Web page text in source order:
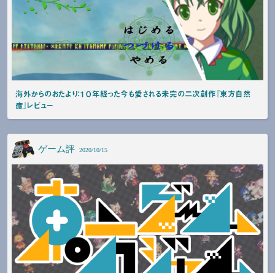
海外からのおたより：１０年経った今も愛される未完の二次創作『東方自然
癒』レビュー
ゲーム評 2020/10/15